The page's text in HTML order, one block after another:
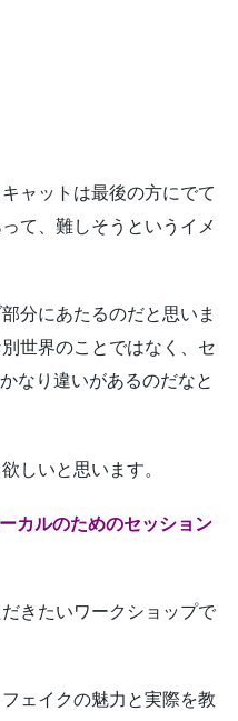
ャットは最後の方にでて
て、難しそうというイメ
分にあたるのだと思いま
世界のことではなく、セ
なり違いがあるのだなと
しいと思います。
カルのためのセッション
きたいワークショップで
ェイクの魅力と実際を教